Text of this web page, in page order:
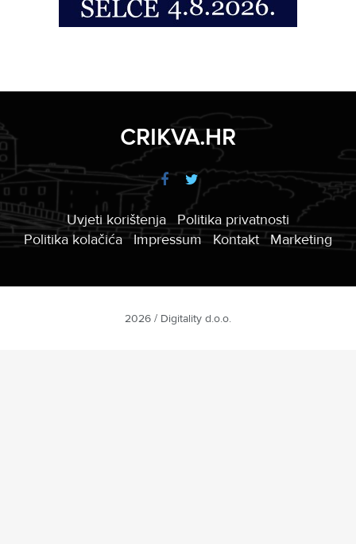
CRIKVA.HR
Uvjeti korištenja
Politika privatnosti
Politika kolačića
Impressum Kontakt Marketing
2026 / Digitality d.o.o.